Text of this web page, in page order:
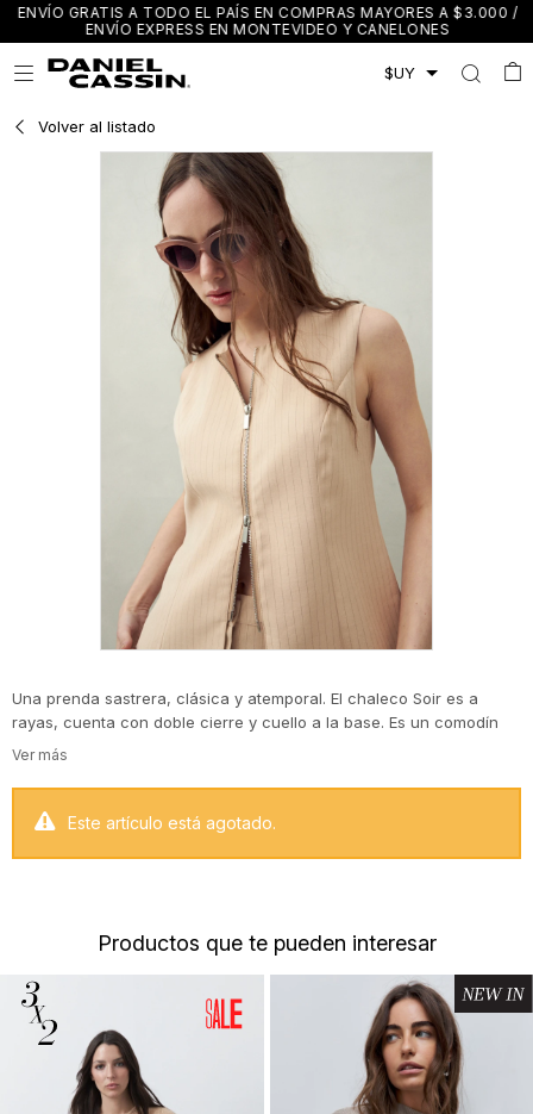
ENVÍO GRATIS A TODO EL PAÍS EN COMPRAS MAYORES A $3.000 /
ENVÍO EXPRESS EN MONTEVIDEO Y CANELONES

Volver al listado
Una prenda sastrera, clásica y atemporal. El chaleco Soir es a
rayas, cuenta con doble cierre y cuello a la base. Es un comodín
canchero para la ofi, versátil ya que puede usarlo tanto con una
como única pieza. De cualquier forma es un MUST HAVE!
Este artículo está agotado.
Productos que te pueden interesar